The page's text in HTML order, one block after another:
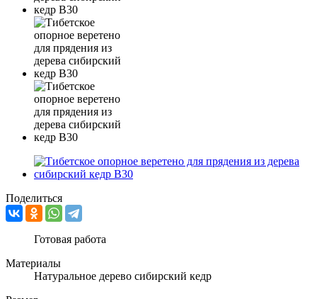
Поделиться
Готовая работа
Материалы
Натуральное дерево сибирский кедр